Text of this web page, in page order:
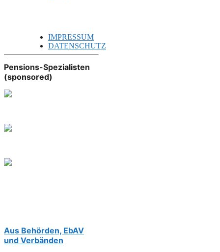
IMPRESSUM
DATENSCHUTZ
Pensions-Spezialisten
(sponsored)
Aus Behörden, EbAV
und Verbänden